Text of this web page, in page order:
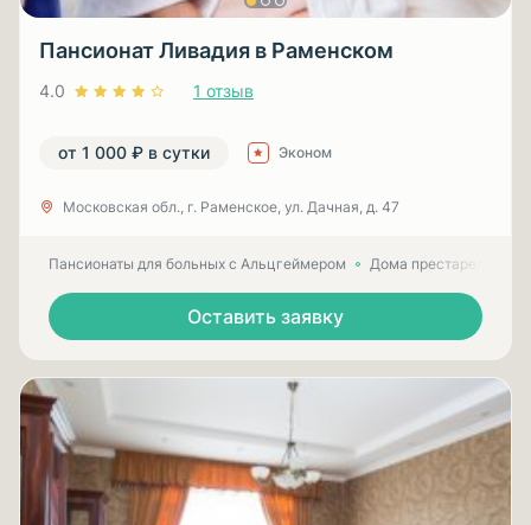
Пансионат Ливадия в Раменском
4.0 1 отзыв
от 1 000 ₽ в сутки Эконом
Московская обл., г. Раменское, ул. Дачная, д. 47
Пансионаты для больных с Альцгеймером Дома престарелых
Оставить заявку